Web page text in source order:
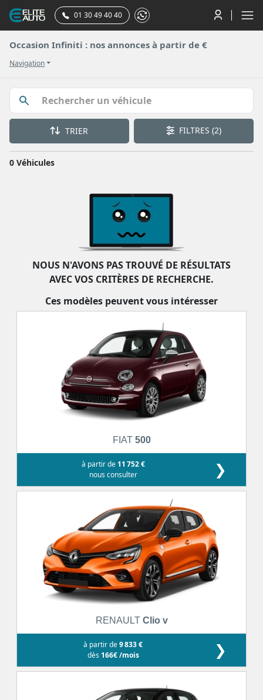
01 30 49 40 40
Occasion Infiniti : nos annonces à partir de €
Navigation
TRIER FILTRES(2)
0 Véhicules
NOUS N'AVONS PAS TROUVÉ DE RÉSULTATS
AVEC VOS CRITÈRES DE RECHERCHE.
Ces modèles peuvent vous intéresser
FIAT 500
à partir de 11 752 €
nous consulter
❯
RENAULT Clio v
à partir de9 833 €
dès 166€ /mois ❯